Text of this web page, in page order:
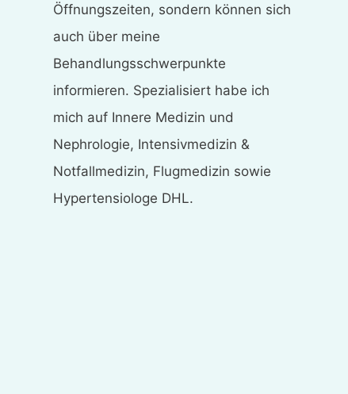
Öffnungszeiten, sondern können sich
auch über meine
Behandlungsschwerpunkte
informieren. Spezialisiert habe ich
mich auf Innere Medizin und
Nephrologie, Intensivmedizin &
Notfallmedizin, Flugmedizin sowie
Hypertensiologe DHL.